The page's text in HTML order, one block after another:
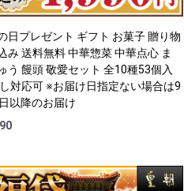
日プレゼント ギフト お菓子 贈り物
み 送料無料 中華惣菜 中華点心 ま
う 饅頭 敬愛セット 全10種53個入
対応可 ※お届け日指定ない場合は9
以降のお届け